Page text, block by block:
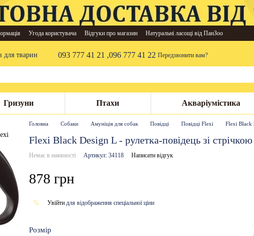
Угода користувача Відгуки про магазин Натуральні ласощі від ПанЗоо
для тварин 093 777 41 21 ,096 777 41 22 Передзвонити вам?
Гризуни Птахи Акваріумістика
Головна Собаки Амуніція для собак Повідці Повідці Flexi Flexi Black
Flexi Black Design L - рулетка-повідець зі
Немає в наявності Артикул: 34118 Написати відгук
878 грн
% Увійти для відображення спеціальної ціни
Розмір